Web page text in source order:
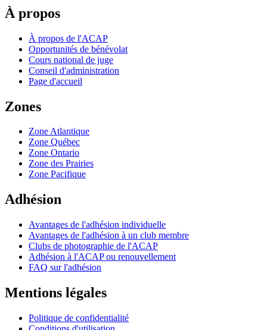
À propos
À propos de l'ACAP
Opportunités de bénévolat
Cours national de juge
Conseil d'administration
Page d'accueil
Zones
Zone Atlantique
Zone Québec
Zone Ontario
Zone des Prairies
Zone Pacifique
Adhésion
Avantages de l'adhésion individuelle
Avantages de l'adhésion à un club membre
Clubs de photographie de l'ACAP
Adhésion à l'ACAP ou renouvellement
FAQ sur l'adhésion
Mentions légales
Politique de confidentialité